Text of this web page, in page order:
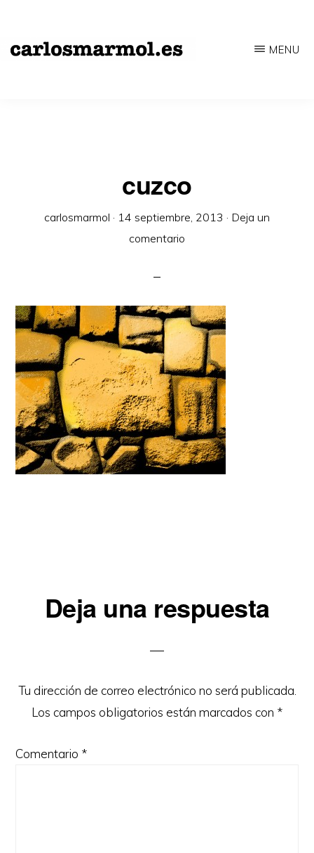
contenido
MENU
cuzco
carlosmarmol · 14 septiembre, 2013 · Deja un
comentario
Interacciones
lectores
Deja una respuesta
Tu dirección de correo electrónico no será publicada.
Los campos obligatorios están marcados con *
Comentario *